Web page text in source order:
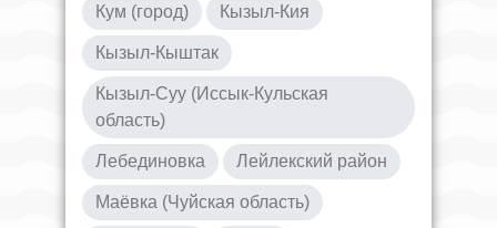
Кум (город) Кызыл-Кия
Кызыл-Кыштак
Кызыл-Суу (Иссык-Кульская
область)
Лебединовка Лейлекский район
Маёвка (Чуйская область)